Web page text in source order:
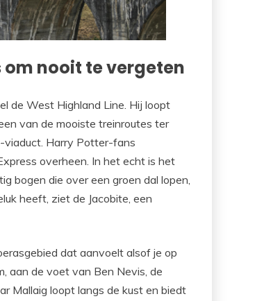
om nooit te vergeten
de West Highland Line. Hij loopt
van de mooiste treinroutes ter
viaduct. Harry Potter-fans
overheen. In het echt is het
bogen die over een groen dal lopen,
heeft, ziet de Jacobite, een
dat aanvoelt alsof je op
aan de voet van Ben Nevis, de
Mallaig loopt langs de kust en biedt